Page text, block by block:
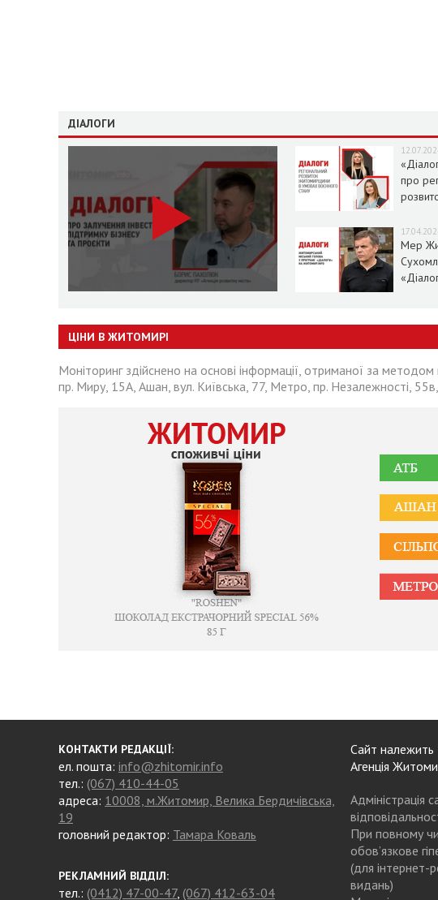
ДІАЛОГИ
про
Мер
ЦІНИ В ЖИТОМИРІ
Моніторинг здійснено на основі інформації, отриманої за
пр. Миру, 15А, Ашан, вул. Київська, 77, Метро, пр. Незалежності,
КОНТАКТИ РЕДАКЦІЇ:
ел. пошта: info@zhitomir.info
тел.: (067) 410-44-05
адреса: 10008, м.Житомир, Велика Бердичівська,
19
головний редактор: Тамара Коваль
РЕКЛАМНИЙ ВІДДІЛ:
тел.: (0412) 47-00-47, (067) 412-63-04
Сайт належить
Агенція
Адміністрація
При повному
обов’язкове
(для інтернет-
видань)